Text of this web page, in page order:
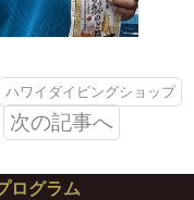
ハワイダイビングショップ
次の記事へ
ログラム